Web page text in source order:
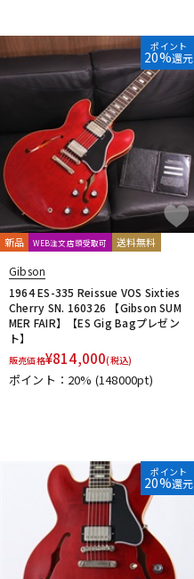
ポイント
20%還元
新品 WEB注文店頭受取可 送料無料
Gibson
1964 ES-335 Reissue VOS Sixties
Cherry SN. 160326 【Gibson SUM
MER FAIR】【ES Gig Bagプレゼン
ト】
販売価格¥814,000(税込)
ポイント：20% (148000pt)
ポイント
20%還元